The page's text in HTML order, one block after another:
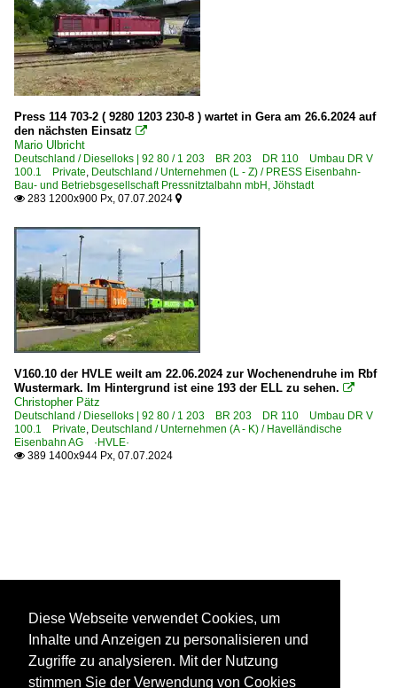
Press 114 703-2 ( 9280 1203 230-8 ) wartet in Gera am 26.6.2024 auf
den nächsten Einsatz 
Mario Ulbricht
Deutschland / Dieselloks | 92 80 / 1 203 BR 203 DR 110 Umbau DR V
100.1 Private, Deutschland / Unternehmen (L - Z) / PRESS Eisenbahn-
Bau- und Betriebsgesellschaft Pressnitztalbahn mbH, Jöhstadt
 283 1200x900 Px, 07.07.2024 
V160.10 der HVLE weilt am 22.06.2024 zur Wochenendruhe im Rbf
Wustermark. Im Hintergrund ist eine 193 der ELL zu sehen. 
Christopher Pätz
Deutschland / Dieselloks | 92 80 / 1 203 BR 203 DR 110 Umbau DR V
100.1 Private, Deutschland / Unternehmen (A - K) / Havelländische
Eisenbahn AG ·HVLE·
 389 1400x944 Px, 07.07.2024
Diese Webseite verwendet Cookies, um
Inhalte und Anzeigen zu personalisieren und
Zugriffe zu analysieren. Mit der Nutzung
stimmen Sie der Verwendung von Cookies